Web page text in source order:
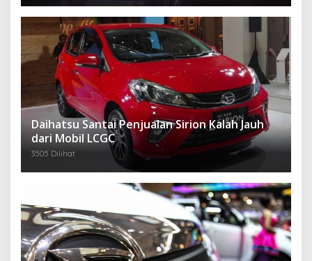
Daihatsu Santai Penjualan Sirion Kalah Jauh
dari Mobil LCGC
3505 Dilihat